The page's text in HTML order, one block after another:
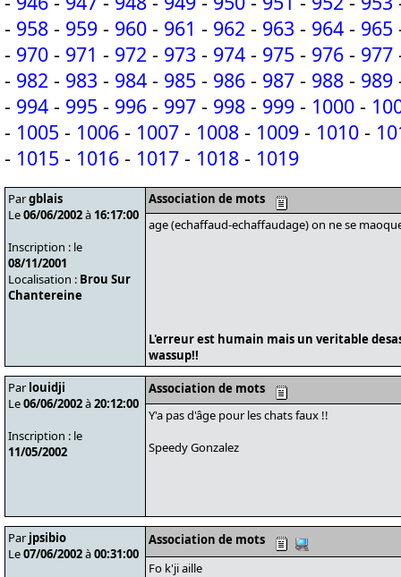
- 958 - 959 - 960 - 961 - 962 - 963 - 964 - 965
- 970 - 971 - 972 - 973 - 974 - 975 - 976 - 977
- 982 - 983 - 984 - 985 - 986 - 987 - 988 - 989
- 994 - 995 - 996 - 997 - 998 - 999 - 1000 -
- 1005 - 1006 - 1007 - 1008 - 1009 - 1010 -
- 1015 - 1016 - 1017 - 1018 - 1019
Pargblais
Le06/06/2002à 16:17:00
Inscription : le
08/11/2001
Localisation : Brou Sur
Chantereine
Association de mots
age (echaffaud-echaffaudage) on ne se
L'erreur est humain mais un veritable
wassup!!
Par louidji
Le06/06/2002à20:12:00
Inscription : le
11/05/2002
Association de mots
Y'a pas d'âge pour les chats faux !!
Speedy Gonzalez
Par jpsibio
Le07/06/2002à00:31:00
Association de mots
Fo k'ji aille